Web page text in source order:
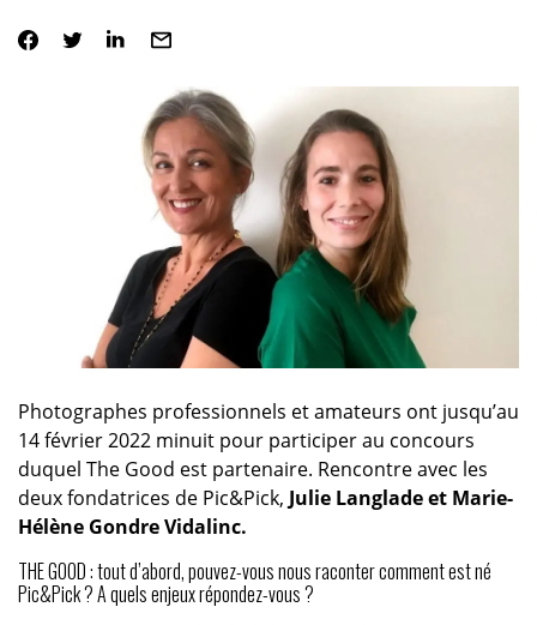
Photographes professionnels et amateurs ont jusqu’au
14 février 2022 minuit pour participer au concours
duquel The Good est partenaire. Rencontre avec les
deux fondatrices de Pic&Pick, Julie Langlade et Marie-
Hélène Gondre Vidalinc.
THE GOOD : tout d’abord, pouvez-vous nous raconter comment est né
Pic&Pick ? A quels enjeux répondez-vous ?